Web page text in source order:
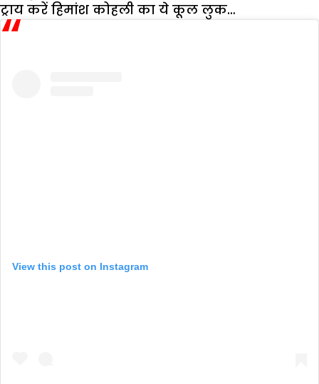
ट्राय करें हिमांश कोहली का ये कूल लुक…
View this post on Instagram